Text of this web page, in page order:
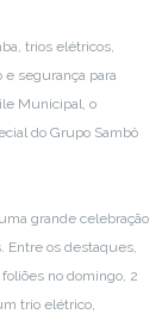
trios elétricos,
e segurança para
Municipal, o
do Grupo Sambô
grande celebração
Entre os destaques,
no domingo, 2
trio elétrico,